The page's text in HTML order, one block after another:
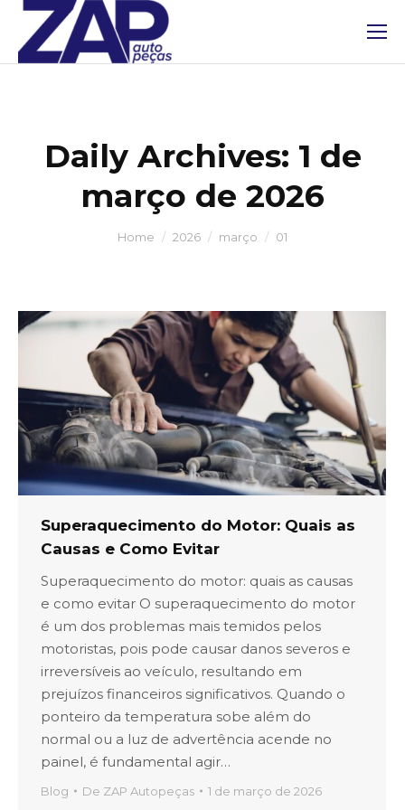
Daily Archives: 1 de
março de 2026
Home 2026 março 01
Superaquecimento do Motor: Quais as
Causas e Como Evitar
Superaquecimento do motor: quais as causas
e como evitar O superaquecimento do motor
é um dos problemas mais temidos pelos
motoristas, pois pode causar danos severos e
irreversíveis ao veículo, resultando em
prejuízos financeiros significativos. Quando o
ponteiro da temperatura sobe além do
normal ou a luz de advertência acende no
painel, é fundamental agir…
Blog De ZAP Autopeças 1 de março de 2026